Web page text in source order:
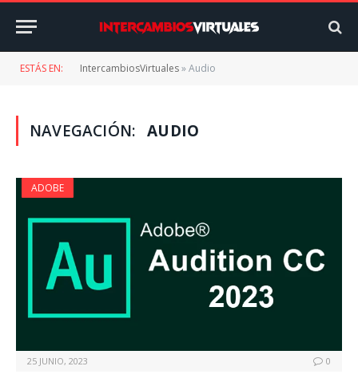
ESTÁS EN: IntercambiosVirtuales»Audio
NAVEGACIÓN: AUDIO
ADOBE
25 JUNIO, 2023 0